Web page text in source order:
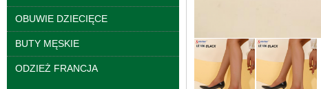
OBUWIE DZIECIĘCE
BUTY MĘSKIE
ODZIEŻ FRANCJA